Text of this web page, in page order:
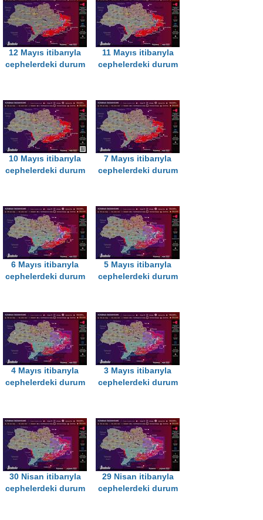
12 Mayıs itibarıyla
cephelerdeki durum
11 Mayıs itibarıyla
cephelerdeki durum
10 Mayıs itibarıyla
cephelerdeki durum
7 Mayıs itibarıyla
cephelerdeki durum
6 Mayıs itibarıyla
cephelerdeki durum
5 Mayıs itibarıyla
cephelerdeki durum
4 Mayıs itibarıyla
cephelerdeki durum
3 Mayıs itibarıyla
cephelerdeki durum
30 Nisan itibarıyla
cephelerdeki durum
29 Nisan itibarıyla
cephelerdeki durum